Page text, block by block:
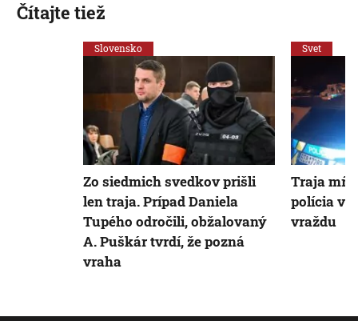
Čítajte tiež
Slovensko
Zo siedmich svedkov prišli
len traja. Prípad Daniela
Tupého odročili, obžalovaný
A. Puškár tvrdí, že pozná
vraha
Svet
Traja
polícia
vraždu